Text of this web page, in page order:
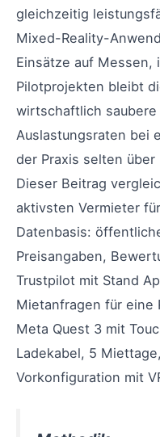
gleichzeitig
Mixed-Reality-
Einsätze auf Messen,
Pilotprojekten bleibt
wirtschaftlich
Auslastungsraten bei
der Praxis selten über
Dieser Beitrag
aktivsten Vermieter
Datenbasis:
Preisangaben,
Trustpilot mit Stand
Mietanfragen für eine
Meta Quest 3 mit
Ladekabel, 5
Vorkonfiguration mit